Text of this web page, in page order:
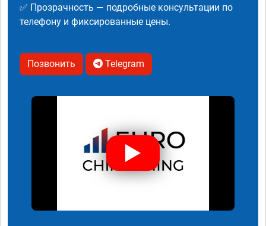
✅ Прозрачность — подробные консультации по
телефону и фиксированные цены.
Позвонить Telegram